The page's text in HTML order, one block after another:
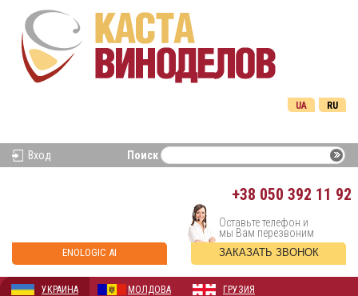
RU
UA
Вход Поиск
+38 050 392 11 92
ENOLOGIC AI
Оставьте телефон и
мы Вам перезвоним
ЗАКАЗАТЬ ЗВОНОК
УКРАИНА МОЛДОВА ГРУЗИЯ